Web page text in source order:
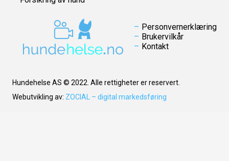
Personvernerklæring
Brukervilkår
Kontakt
Hundehelse AS © 2022. Alle rettigheter er reservert.
Webutvikling av: ZOCIAL – digital markedsføring